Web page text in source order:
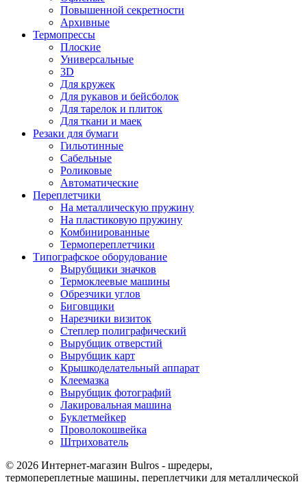
Повышенной секретности
Архивные
Термопрессы
Плоские
Универсальные
3D
Для кружек
Для рукавов и бейсболок
Для тарелок и плиток
Для ткани и маек
Резаки для бумаги
Гильотинные
Сабельные
Роликовые
Автоматические
Переплетчики
На металлическую пружину
На пластиковую пружину
Комбинированные
Термопереплетчики
Типографское оборудование
Вырубщики значков
Термоклеевые машины
Обрезчики углов
Биговщики
Нарезчики визиток
Степлер полиграфический
Вырубщик отверстий
Вырубщик карт
Крышкоделательный аппарат
Клеемазка
Вырубщик фотографий
Лакировальная машина
Буклетмейкер
Проволокошвейка
Штрихователь
© 2026 Интернет-магазин Bulros - шредеры,
термопереплетные машины, переплетчики для металлической